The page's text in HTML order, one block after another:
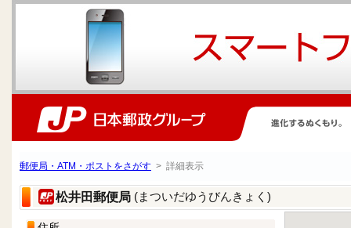
郵便局・ATM・ポストをさがす > 詳細表示
松井田郵便局 (まついだゆうびんきょく)